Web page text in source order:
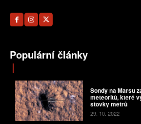
Populární články
Sondy na Marsu
meteoritů, které
stovky metrů
29. 10. 2022